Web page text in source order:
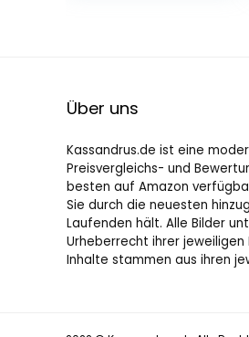
Über uns
Kassandrus.de ist eine
Preisvergleichs- und
besten auf Amazon
Sie durch die neuesten
Laufenden hält. Alle Bilder
Urheberrecht ihrer
Inhalte stammen aus ihren